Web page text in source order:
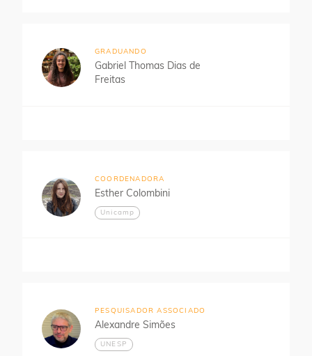
GRADUANDO
Gabriel Thomas Dias de
Freitas
COORDENADORA
Esther Colombini
Unicamp
PESQUISADOR ASSOCIADO
Alexandre Simões
UNESP